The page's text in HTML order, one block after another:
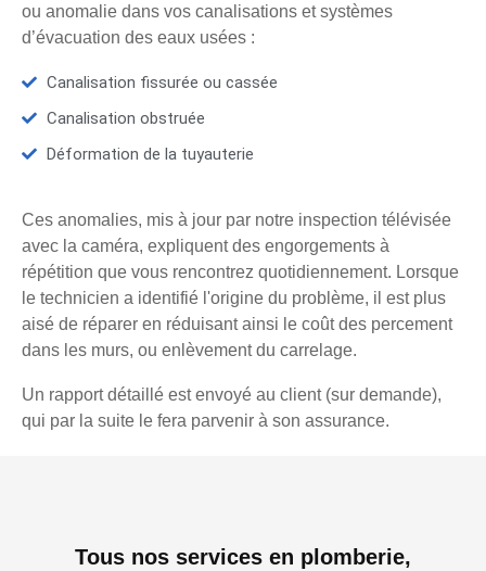
ou anomalie dans vos canalisations et systèmes
d’évacuation des eaux usées :
Canalisation fissurée ou cassée
Canalisation obstruée
Déformation de la tuyauterie
Ces anomalies, mis à jour par notre inspection télévisée
avec la caméra, expliquent des engorgements à
répétition que vous rencontrez quotidiennement. Lorsque
le technicien a identifié l'origine du problème, il est plus
aisé de réparer en réduisant ainsi le coût des percement
dans les murs, ou enlèvement du carrelage.
Un rapport détaillé est envoyé au client (sur demande),
qui par la suite le fera parvenir à son assurance.
Tous nos services en plomberie,